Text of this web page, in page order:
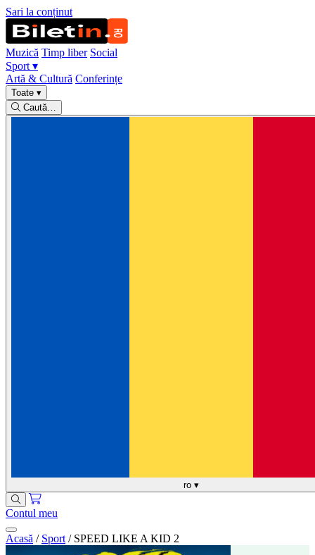
Sari la conținut
Muzică Timp liber Social
Sport ▾
Artă & Cultură Conferințe
Toate ▾
Caută…
ro ▾
Contul meu
Acasă / Sport / SPEED LIKE A KID 2